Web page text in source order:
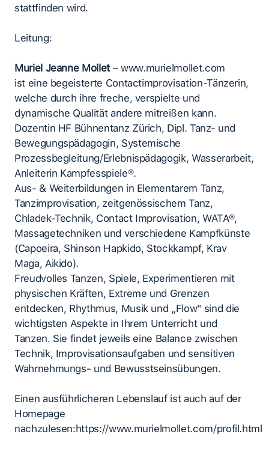
stattfinden wird.
Leitung:
Muriel Jeanne Mollet– www.murielmollet.com
ist eine begeisterte Contactimprovisation-Tänzerin,
welche durch ihre freche, verspielte und
dynamische Qualität andere mitreißen kann.
Dozentin HF Bühnentanz Zürich, Dipl. Tanz- und
Bewegungspädagogin, Systemische
Prozessbegleitung/Erlebnispädagogik, Wasserarbeit,
Anleiterin Kampfesspiele®.
Aus- & Weiterbildungen in Elementarem Tanz,
Tanzimprovisation, zeitgenössischem Tanz,
Chladek-Technik, Contact Improvisation, WATA®,
Massagetechniken und verschiedene Kampfkünste
(Capoeira, Shinson Hapkido, Stockkampf, Krav
Maga, Aikido).
Freudvolles Tanzen, Spiele, Experimentieren mit
physischen Kräften, Extreme und Grenzen
entdecken, Rhythmus, Musik und „Flow" sind die
wichtigsten Aspekte in Ihrem Unterricht und
Tanzen. Sie findet jeweils eine Balance zwischen
Technik, Improvisationsaufgaben und sensitiven
Wahrnehmungs- und Bewusstseinsübungen.
Einen ausführlicheren Lebenslauf ist auch auf der
Homepage
nachzulesen:https://www.murielmollet.com/profil.html